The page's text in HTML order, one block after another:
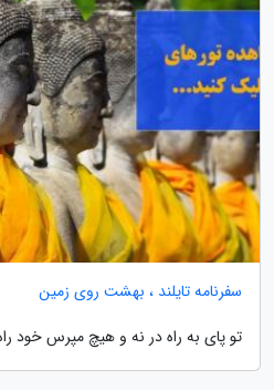
سفرنامه تایلند ، بهشت روی زمین
تو پای به راه در نه و هیچ مپرس خود